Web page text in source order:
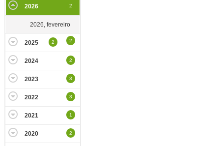
2026 2
2026, fevereiro
2
2025 2
2024 2
2023 3
2022 3
2021 1
2020 2